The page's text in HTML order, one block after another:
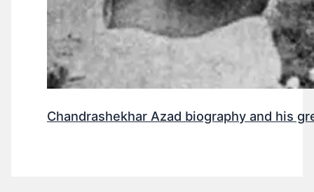
Chandrashekhar Azad biography and his